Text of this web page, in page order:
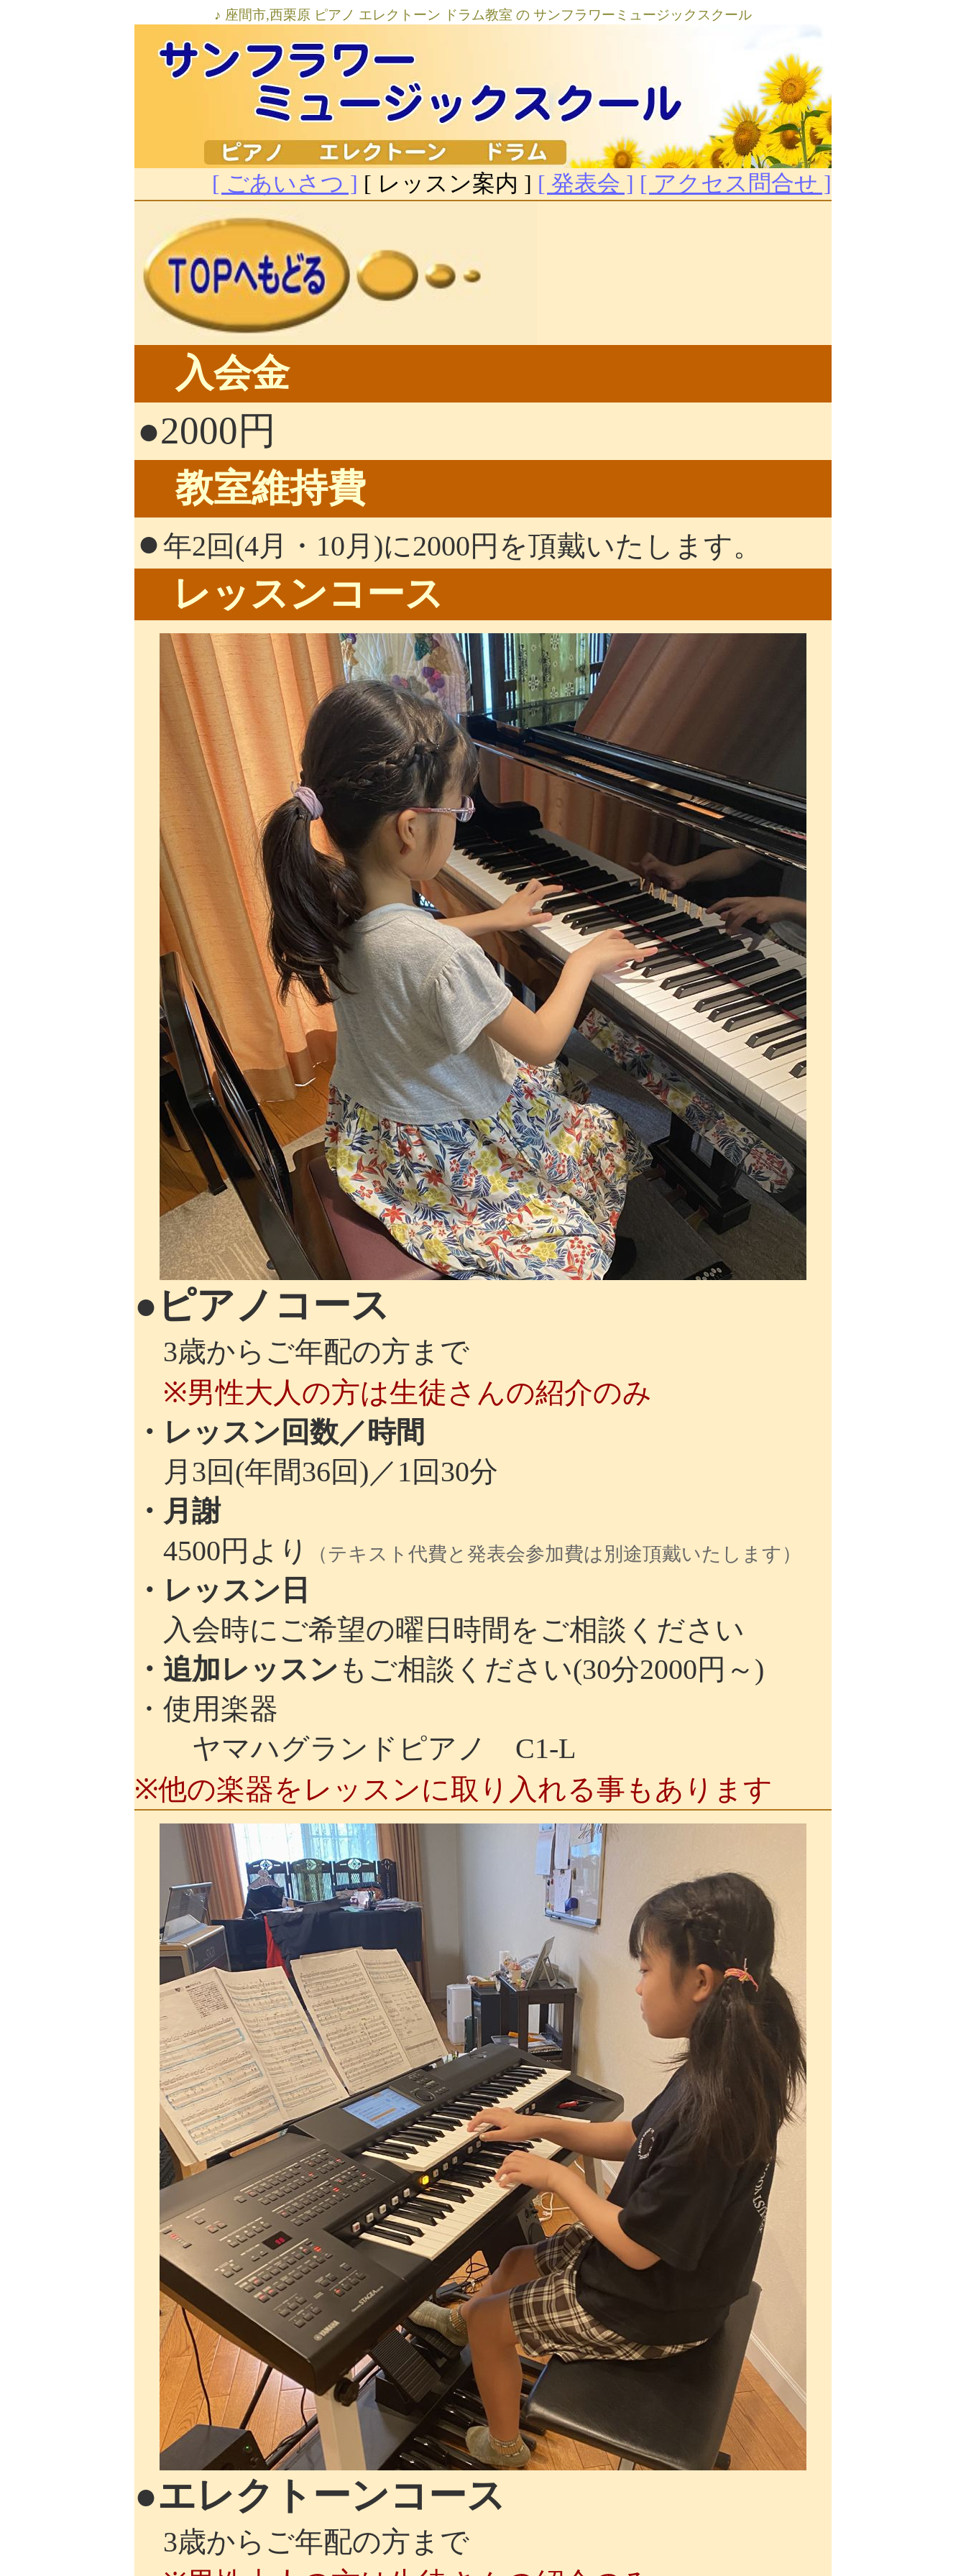
♪ 座間市,西栗原 ピアノ エレクトーン ドラム教室 の サンフラワーミュージックスクール
[ ごあいさつ ] [ レッスン案内 ] [ 発表会 ] [ アクセス問合せ ]
入会金
●2000円
教室維持費
●年2回(4月・10月)に2000円を頂戴いたします。
レッスンコース
●ピアノコース
3歳からご年配の方まで
※男性大人の方は生徒さんの紹介のみ
・レッスン回数／時間
月3回(年間36回)／1回30分
・月謝
4500円より
（テキスト代費と発表会参加費は別途頂戴いたします）
・レッスン日
入会時にご希望の曜日時間をご相談ください
・追加レッスン もご相談ください(30分2000円～)
・使用楽器
ヤマハグランドピアノ C1-L
※他の楽器をレッスンに取り入れる事もあります
●エレクトーンコース
3歳からご年配の方まで